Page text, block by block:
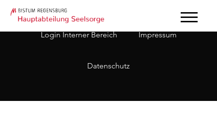
Login Interner Bereich Impressum
Datenschutz